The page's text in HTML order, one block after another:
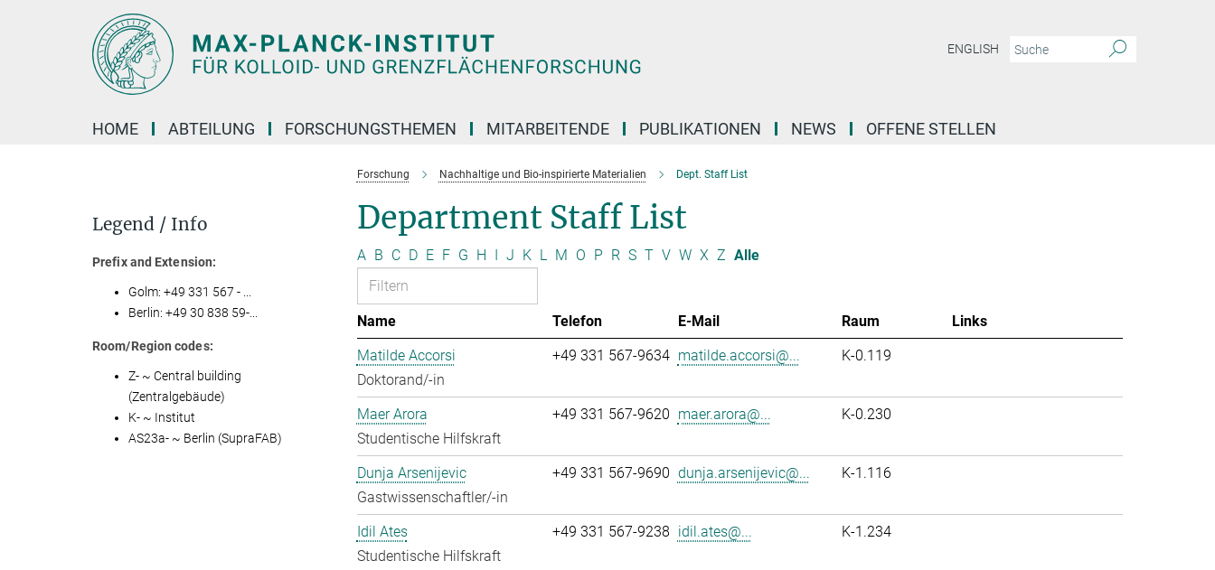
ENGLISH
HOME ABTEILUNG FORSCHUNGSTHEMEN MITARBEITENDE PUBLIKATIONEN NEWS OFFENE STELLEN
Forschung Nachhaltige und Bio-inspirierte Materialien Dept. Staff List
Department Staff List
A B C D E F G H I J K L M O P R S T V W X Z Alle
Name Telefon E-Mail Raum
Links
Matilde Accorsi
Doktorand/-in
+49 331 567-9634 matilde.accorsi@... K-0.119
Maer Arora
Studentische Hilfskraft
+49 331 567-9620 maer.arora@... K-0.230
Dunja Arsenijevic
Gastwissenschaftler/-in
+49 331 567-9690 dunja.arsenijevic@... K-1.116
Idil Ates
Studentische Hilfskraft
+49 331 567-9238 idil.ates@... K-1.234
Legend / Info
Prefix and Extension:
Golm: +49 331 567 - ...
Berlin: +49 30 838 59-...
Room/Region codes:
Z- ~ Central building
(Zentralgebäude)
K- ~ Institut
AS23a- ~ Berlin (SupraFAB)